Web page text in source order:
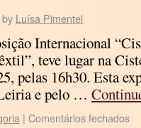
by Luísa Pimentel
Internacional
teve lugar na
pelas 16h30. Esta
e pelo …
| Comentários fechados